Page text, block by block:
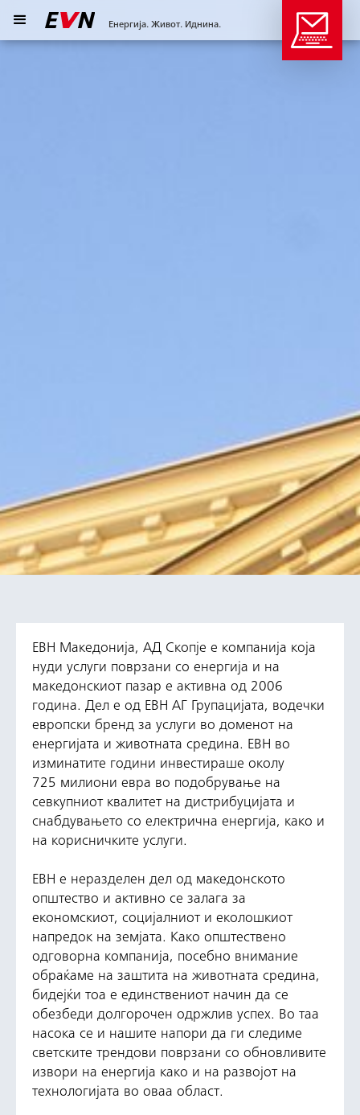
Енергија. Живот. Иднина.
ЕВН Македонија, АД Скопје е компанија која
нуди услуги поврзани со енергија и на
македонскиот пазар е активна од 2006
година. Дел е од ЕВН АГ Групацијата, водечки
европски бренд за услуги во доменот на
енергијата и животната средина. ЕВН во
изминатите години инвестираше околу
725 милиони евра во подобрување на
севкупниот квалитет на дистрибуцијата и
снабдувањето со електрична енергија, како и
на корисничките услуги.
ЕВН е неразделен дел од македонското
општество и активно се залага за
економскиот, социјалниот и еколошкиот
напредок на земјата. Како општествено
одговорна компанија, посебно внимание
обраќаме на заштита на животната средина,
бидејќи тоа е единствениот начин да се
обезбеди долгорочен одржлив успех. Во таа
насока се и нашите напори да ги следиме
светските трендови поврзани со обновливите
извори на енергија како и на развојот на
технологијата во оваа област.